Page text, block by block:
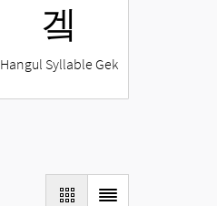
겤
Hangul Syllable Gek